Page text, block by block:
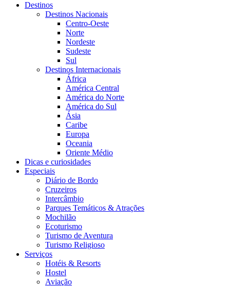
Destinos
Destinos Nacionais
Centro-Oeste
Norte
Nordeste
Sudeste
Sul
Destinos Internacionais
África
América Central
América do Norte
América do Sul
Ásia
Caribe
Europa
Oceania
Oriente Médio
Dicas e curiosidades
Especiais
Diário de Bordo
Cruzeiros
Intercâmbio
Parques Temáticos & Atrações
Mochilão
Ecoturismo
Turismo de Aventura
Turismo Religioso
Serviços
Hotéis & Resorts
Hostel
Aviação